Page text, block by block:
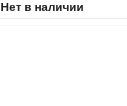
Нет в наличии